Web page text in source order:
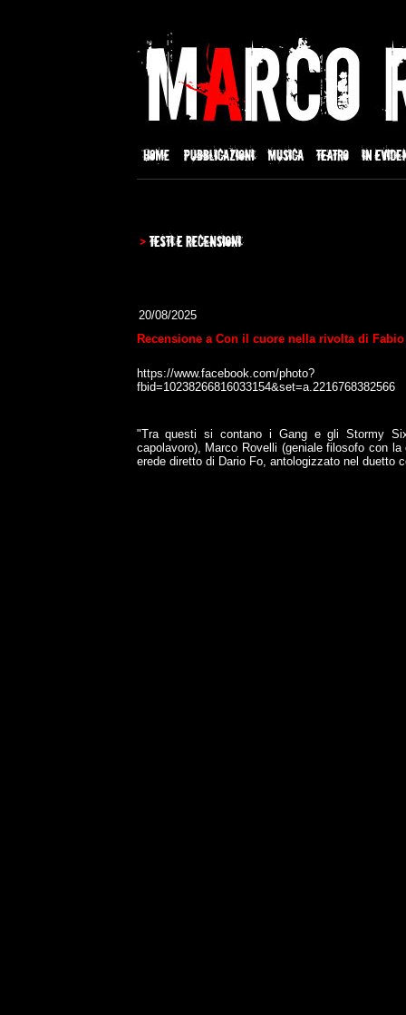
20/08/2025
Recensione a Con il cuore nella rivolta di
https://www.facebook.com/photo?
fbid=10238266816033154&set=a.2216768382566
"Tra questi si contano i Gang e gli Stormy
capolavoro), Marco Rovelli (geniale filosofo con
erede diretto di Dario Fo, antologizzato nel duetto